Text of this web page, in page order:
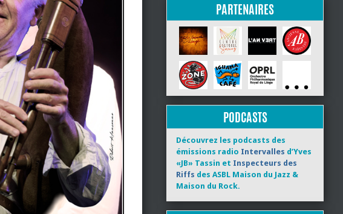
PARTENAIRES
PODCASTS
Découvrez les podcasts des
émissions radio Intervalles d’Yves
«JB» Tassin et Inspecteurs des
Riffs des ASBL Maison du Jazz &
Maison du Rock.